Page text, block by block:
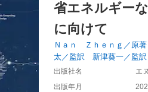
省エネルギー
に向けて
Ｎａｎ Ｚｈｅｎｇ／原
太／監訳 新津葵一／監
出版社名
エ
出版年月